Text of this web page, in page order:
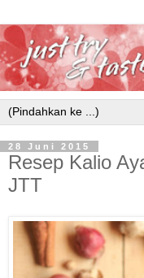
28 Juni 2015
Resep Kalio
JTT